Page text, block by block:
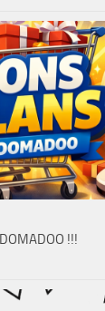
!!!